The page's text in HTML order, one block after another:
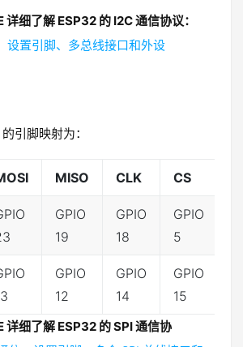
细了解 ESP32 的 I2C 通信协议：
设置引脚、多总线接口和外设
引脚映射为：
MISO CLK CS
GPIO
19
GPIO
18
GPIO
5
GPIO
12
GPIO
14
GPIO
15
细了解 ESP32 的 SPI 通信协